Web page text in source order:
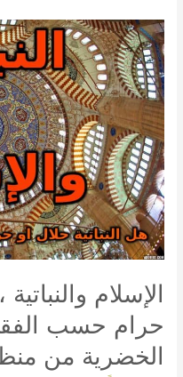
الإسلام
حرام حسب
الخضرية من
الإسلام
والنباتية
،
هل
النباتية
حلال
أو
حرام
حسب
الفقه
الإسلامي،
من
منظور
ديني